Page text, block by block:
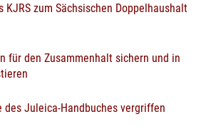
KJRS zum Sächsischen Doppelhaushalt
für den Zusammenhalt sichern und in
des Juleica-Handbuches vergriffen